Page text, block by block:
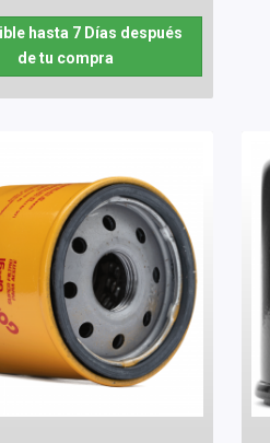
hasta 7 Días después
de tu compra